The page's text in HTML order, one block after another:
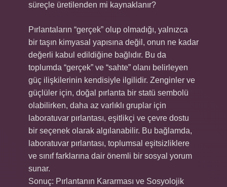
süreçle üretilenden mi kaynaklanır?
Pırlantaların “gerçek” olup olmadığı, yalnızca
bir taşın kimyasal yapısına değil, onun ne kadar
değerli kabul edildiğine bağlıdır. Bu da
toplumda “gerçek” ve “sahte” olanı belirleyen
güç ilişkilerinin kendisiyle ilgilidir. Zenginler ve
güçlüler için, doğal pırlanta bir statü sembolü
olabilirken, daha az varlıklı gruplar için
laboratuvar pırlantası, eşitlikçi ve çevre dostu
bir seçenek olarak algılanabilir. Bu bağlamda,
laboratuvar pırlantası, toplumsal eşitsizliklere
ve sınıf farklarına dair önemli bir sosyal yorum
sunar.
Sonuç: Pırlantanın Kararması ve Sosyolojik